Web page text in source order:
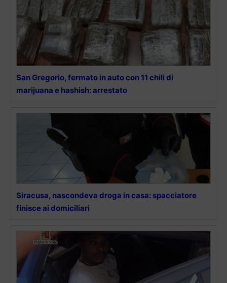
San Gregorio, fermato in auto con 11 chili di
marijuana e hashish: arrestato
Siracusa, nascondeva droga in casa: spacciatore
finisce ai domiciliari